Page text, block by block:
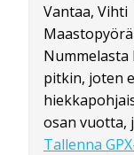
Vantaa, Vihti
pitkin, joten
osan vuotta,
Tallenna